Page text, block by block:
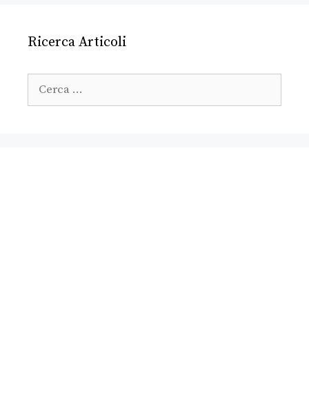
Ricerca Articoli